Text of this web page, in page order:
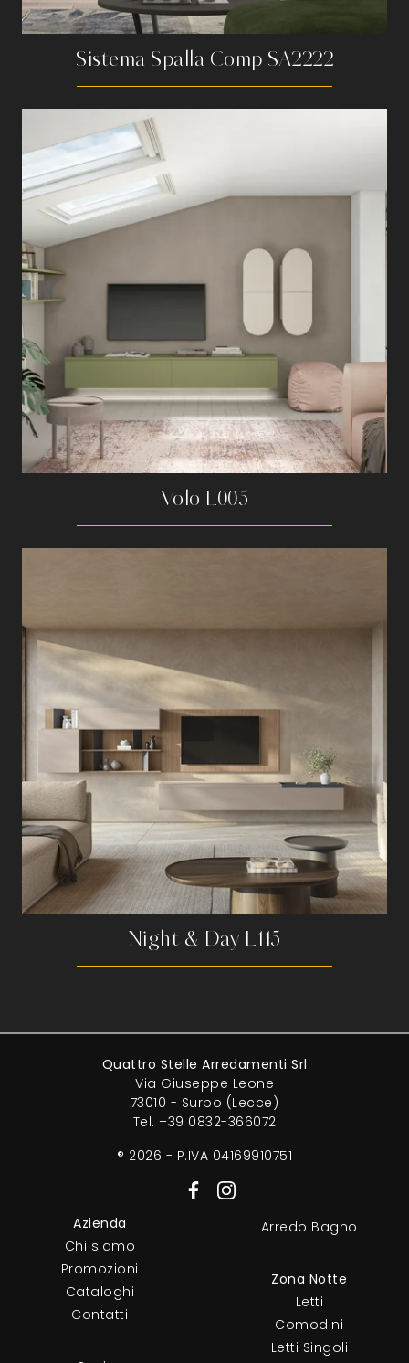
Sistema Spalla Comp SA2222
Volo L005
Night & Day L115
Quattro Stelle Arredamenti Srl
Via Giuseppe Leone
73010 - Surbo (Lecce)
Tel. +39 0832-366072
® 2026 - P.IVA 04169910751
Azienda
Chi siamo
Promozioni
Cataloghi
Contatti
Arredo Bagno
Zona Notte
Letti
Comodini
Letti Singoli